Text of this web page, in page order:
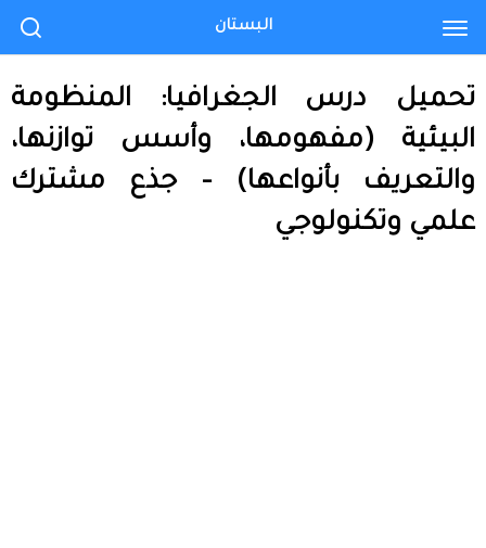
تحميل درس الجغرافيا: المنظومة
البيئية (مفهومها، وأسس توازنها،
والتعريف بأنواعها) – جذع مشترك
علمي وتكنولوجي
البستان